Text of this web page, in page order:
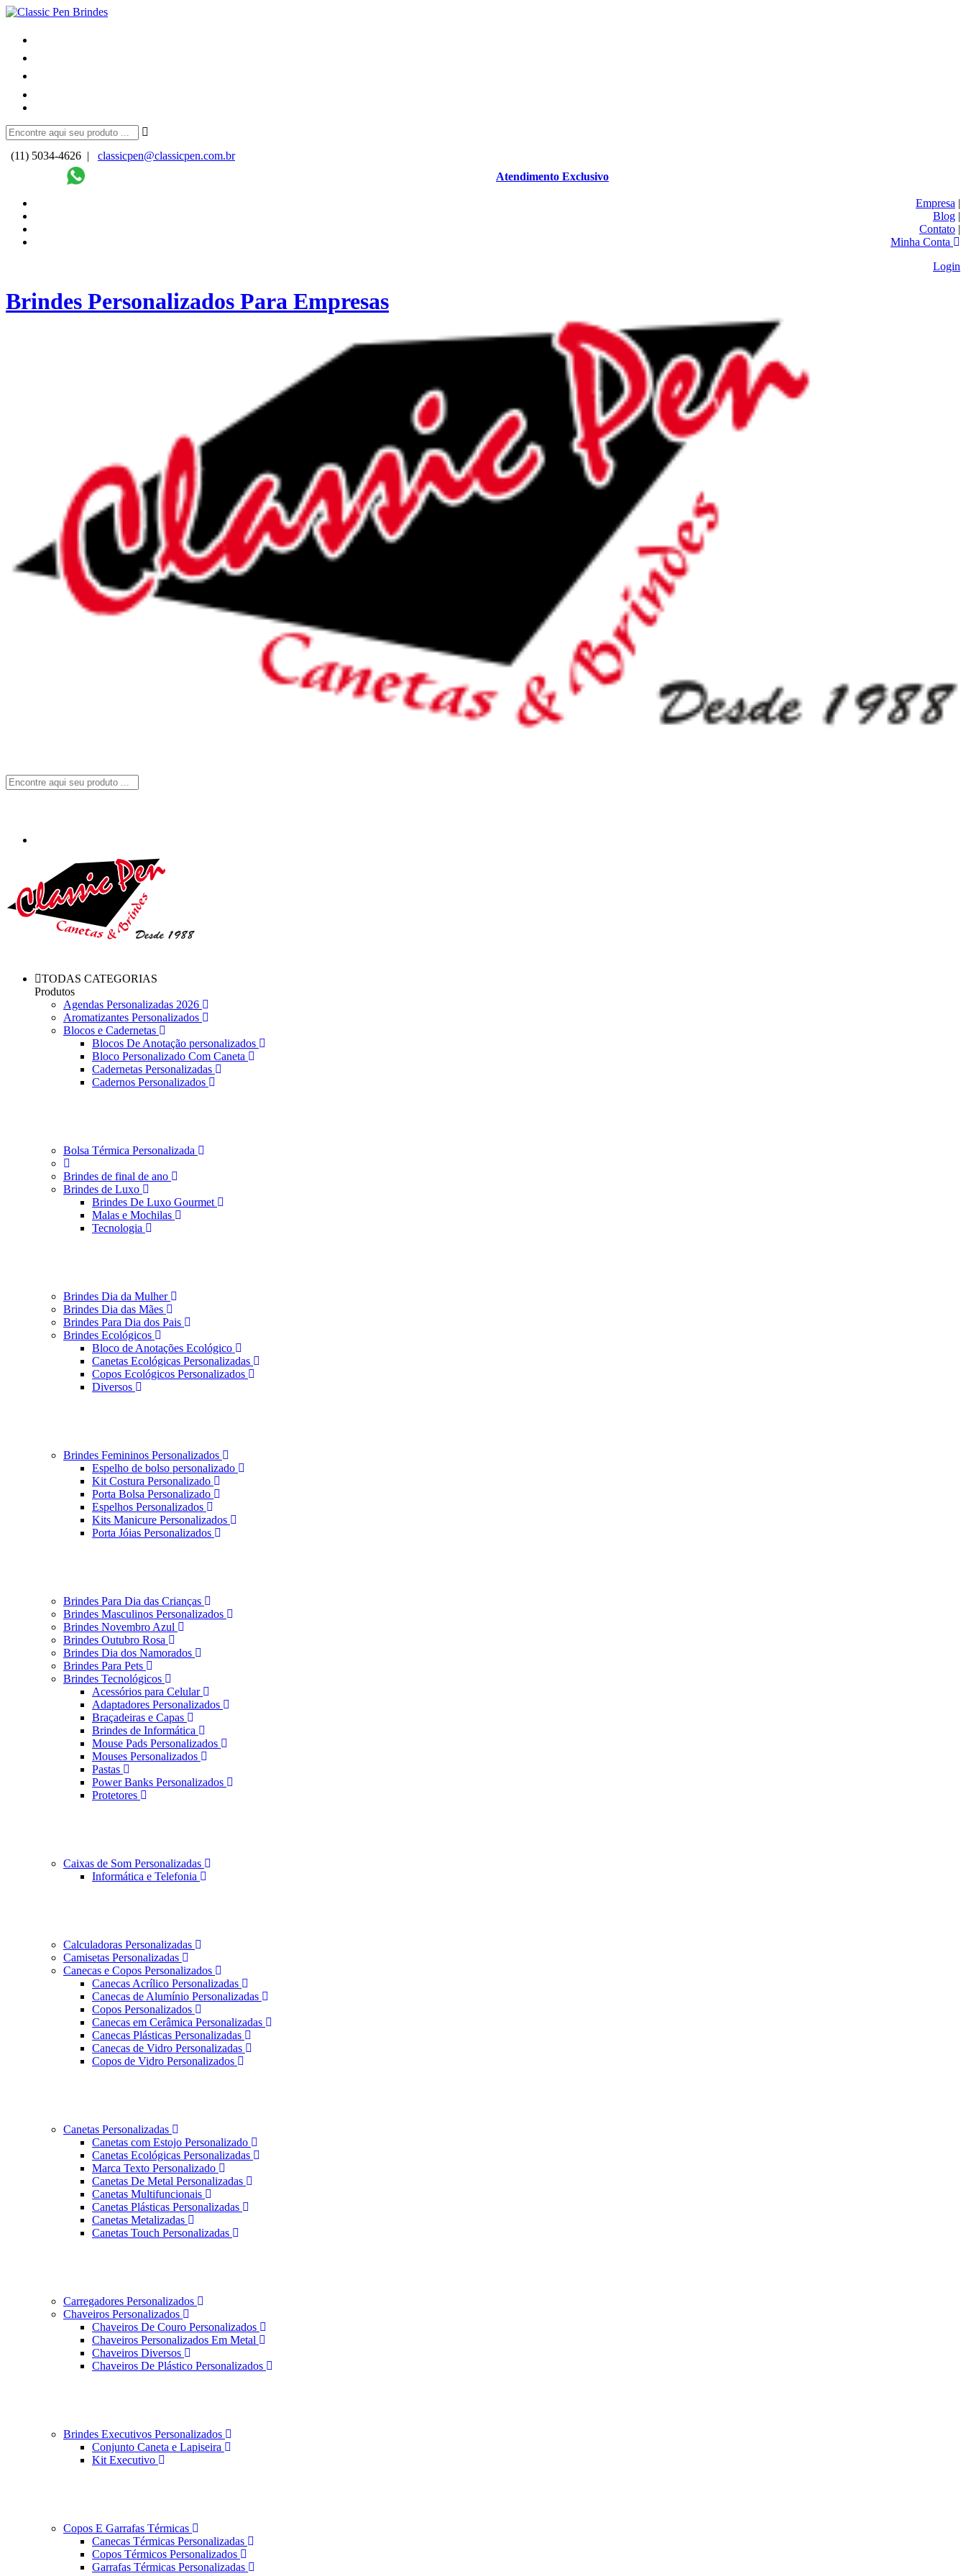
(11) 5034-4626 |
classicpen@classicpen.com.br
Atendimento Exclusivo
Empresa |
Blog |
Contato |
Minha Conta
Login
Brindes Personalizados Para Empresas
TODAS CATEGORIAS
Produtos
Agendas Personalizadas 2026
Aromatizantes Personalizados
Blocos e Cadernetas
Blocos De Anotação personalizados
Bloco Personalizado Com Caneta
Cadernetas Personalizadas
Cadernos Personalizados
Bolsa Térmica Personalizada
Brindes de final de ano
Brindes de Luxo
Brindes De Luxo Gourmet
Malas e Mochilas
Tecnologia
Brindes Dia da Mulher
Brindes Dia das Mães
Brindes Para Dia dos Pais
Brindes Ecológicos
Bloco de Anotações Ecológico
Canetas Ecológicas Personalizadas
Copos Ecológicos Personalizados
Diversos
Brindes Femininos Personalizados
Espelho de bolso personalizado
Kit Costura Personalizado
Porta Bolsa Personalizado
Espelhos Personalizados
Kits Manicure Personalizados
Porta Jóias Personalizados
Brindes Para Dia das Crianças
Brindes Masculinos Personalizados
Brindes Novembro Azul
Brindes Outubro Rosa
Brindes Dia dos Namorados
Brindes Para Pets
Brindes Tecnológicos
Acessórios para Celular
Adaptadores Personalizados
Braçadeiras e Capas
Brindes de Informática
Mouse Pads Personalizados
Mouses Personalizados
Pastas
Power Banks Personalizados
Protetores
Caixas de Som Personalizadas
Informática e Telefonia
Calculadoras Personalizadas
Camisetas Personalizadas
Canecas e Copos Personalizados
Canecas Acrílico Personalizadas
Canecas de Alumínio Personalizadas
Copos Personalizados
Canecas em Cerâmica Personalizadas
Canecas Plásticas Personalizadas
Canecas de Vidro Personalizadas
Copos de Vidro Personalizados
Canetas Personalizadas
Canetas com Estojo Personalizado
Canetas Ecológicas Personalizadas
Marca Texto Personalizado
Canetas De Metal Personalizadas
Canetas Multifuncionais
Canetas Plásticas Personalizadas
Canetas Metalizadas
Canetas Touch Personalizadas
Carregadores Personalizados
Chaveiros Personalizados
Chaveiros De Couro Personalizados
Chaveiros Personalizados Em Metal
Chaveiros Diversos
Chaveiros De Plástico Personalizados
Brindes Executivos Personalizados
Conjunto Caneta e Lapiseira
Kit Executivo
Copos E Garrafas Térmicas
Canecas Térmicas Personalizadas
Copos Térmicos Personalizados
Garrafas Térmicas Personalizadas